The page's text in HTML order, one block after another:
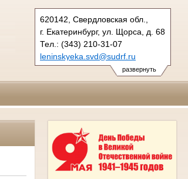
развернуть
620142, Свердловская обл.,
г. Екатеринбург, ул. Щорса, д. 68
Тел.: (343) 210-31-07
leninskyeka.svd@sudrf.ru